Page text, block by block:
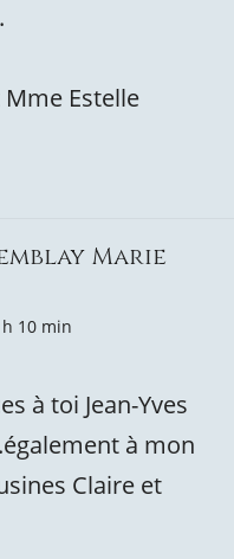
Mme Estelle
Marie
10 min
à toi Jean-Yves
à mon
Claire et